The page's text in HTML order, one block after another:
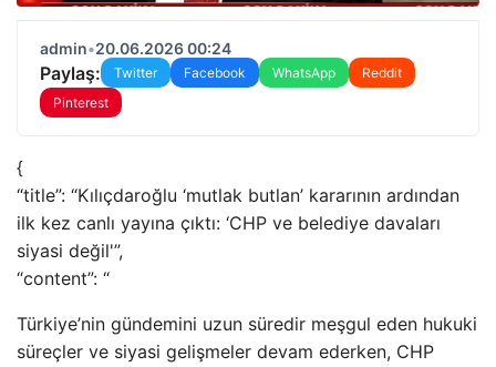
admin•20.06.2026 00:24
Paylaş: Twitter Facebook WhatsApp
Reddit
Pinterest
{
“title”: “Kılıçdaroğlu ‘mutlak butlan’ kararının ardından
ilk kez canlı yayına çıktı: ‘CHP ve belediye davaları
siyasi değil'”,
“content”: “
Türkiye’nin gündemini uzun süredir meşgul eden hukuki
süreçler ve siyasi gelişmeler devam ederken, CHP